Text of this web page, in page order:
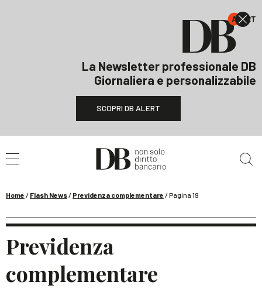
La Newsletter professionale DB
Giornaliera e personalizzabile
SCOPRI DB ALERT
Home / Flash News/ Previdenza complementare /Pagina 19
Previdenza
complementare